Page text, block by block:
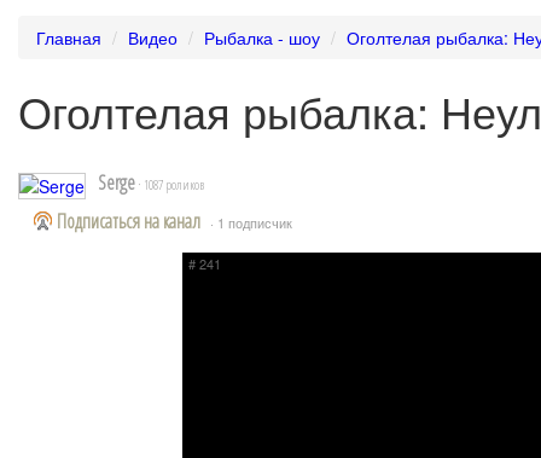
Главная Видео Рыбалка - шоу Оголтелая рыбалка:
Оголтелая рыбалка:
Serge · 1087 роликов
Подписаться на канал · 1 подписчик
# 241